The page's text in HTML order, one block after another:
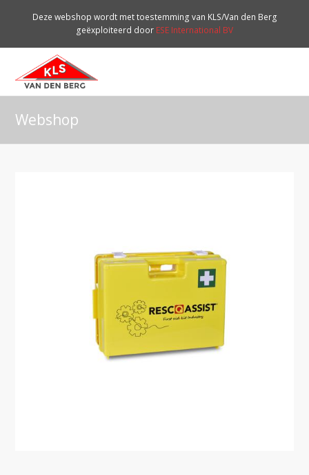
Deze webshop wordt met toestemming van KLS/Van den Berg
geëxploiteerd door ESE International BV
Webshop